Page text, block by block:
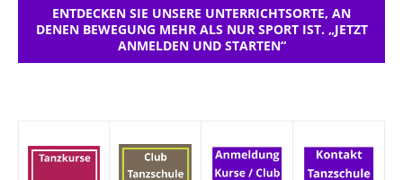
ENTDECKEN SIE UNSERE UNTERRICHTSORTE, AN
DENEN BEWEGUNG MEHR ALS NUR SPORT IST. „JETZT
ANMELDEN UND STARTEN“